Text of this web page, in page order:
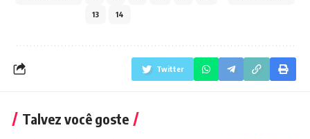
13 14
Twitter
Talvez você goste